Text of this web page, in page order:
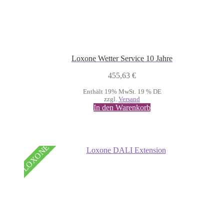
Loxone Wetter Service 10 Jahre
455,63 €
Enthält 19% MwSt. 19 % DE
zzgl. Versand
In den Warenkorb
LOXONE